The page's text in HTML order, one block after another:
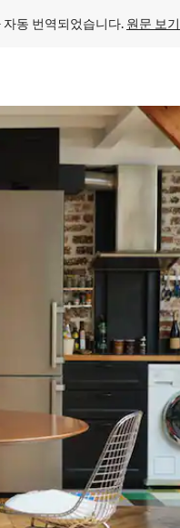
자동 번역되었습니다. 원문 보기
세요.